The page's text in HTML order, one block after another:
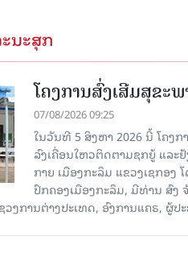
ນະສຸກ
ໂຄງການສົ່ງເສີມສຸຂະ
07/08/2026 09:25
ໃນວັນທີ 5 ສິງຫາ 2026 ນີ້ ໂຄງ
ລົງເຄື່ອນໃຫວຕິດຕາມຊກຍູ້ ແລະ
ກາຍ ເມືອງກະລຶມ ແຂວງເຊກອງ
ປົກຄອງເມືອງກະລຶມ, ມີທ່ານ ສົ
ງການຕ່າງປະເທດ, ອົງການແຄຣ, ຜູ້ປ